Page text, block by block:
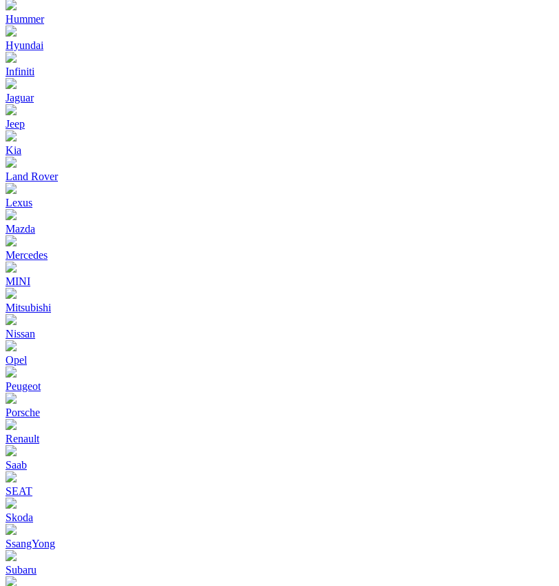
Hummer
Hyundai
Infiniti
Jaguar
Jeep
Kia
Land Rover
Lexus
Mazda
Mercedes
MINI
Mitsubishi
Nissan
Opel
Peugeot
Porsche
Renault
Saab
SEAT
Skoda
SsangYong
Subaru